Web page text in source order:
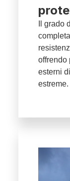
Il grado
offrendo
esterni
estreme.